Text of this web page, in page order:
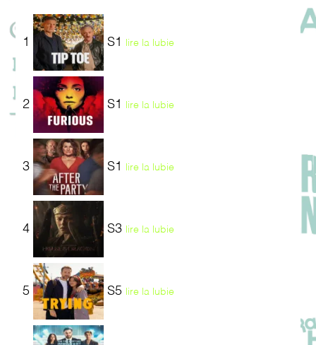
1 S1 lire la lubie
2 S1 lire la lubie
3 S1 lire la lubie
4 S3 lire la lubie
5 S5 lire la lubie